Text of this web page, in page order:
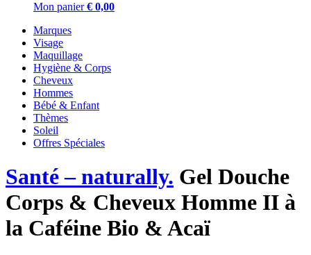
Mon panier € 0,00
Marques
Visage
Maquillage
Hygiène & Corps
Cheveux
Hommes
Bébé & Enfant
Thèmes
Soleil
Offres Spéciales
Santé – naturally. Gel Douche
Corps & Cheveux Homme II à
la Caféine Bio & Acaï